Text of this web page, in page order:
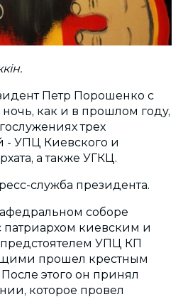
Петр Порошенко с
как и в прошлом году,
трех
- УПЦ Киевского и
а также УГКЦ.
служба президента.
соборе
киевским и
УПЦ КП
прошел крестным
этого он принял
которое провел